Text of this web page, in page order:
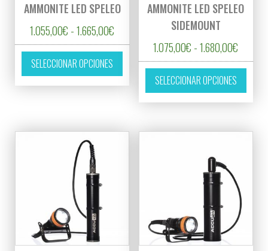
AMMONITE LED SPELEO
1.055,00€ -1.665,00€ Rango de precios: desde 1.055,00€
SELECCIONAR OPCIONES
Este producto tiene múltiples variantes.
AMMONITE LED SPELEO
SIDEMOUNT
1.075,00€ - 1.680,00€
SELECCIONAR OPCIONES
Este